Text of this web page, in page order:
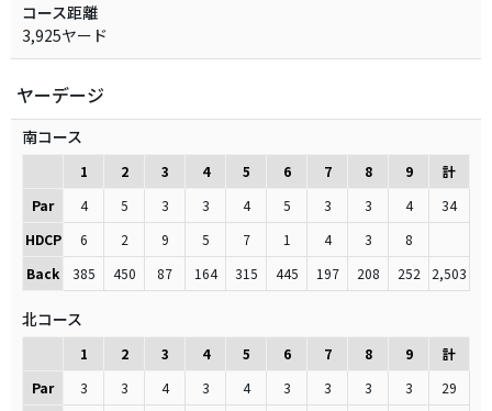
コース距離
3,925ヤード
ヤーデージ
南コース
1 2 3 4 5 6 7 8 9
計
Par
4 5 3 3 4 5 3 3 4
34
HDCP
6 2 9 5 7 1 4 3
8
Back
385 450 87 164 315 445 197 208 252 2,503
北コース
1 2 3 4 5 6 7 8 9
計
Par
3 3 4 3 4 3 3 3 3
29